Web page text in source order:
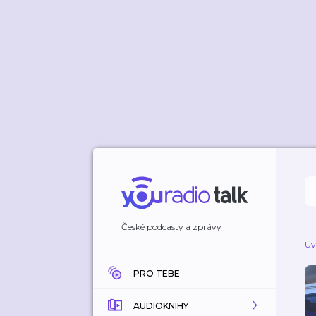
České podcasty a zprávy
PRO TEBE
AUDIOKNIHY